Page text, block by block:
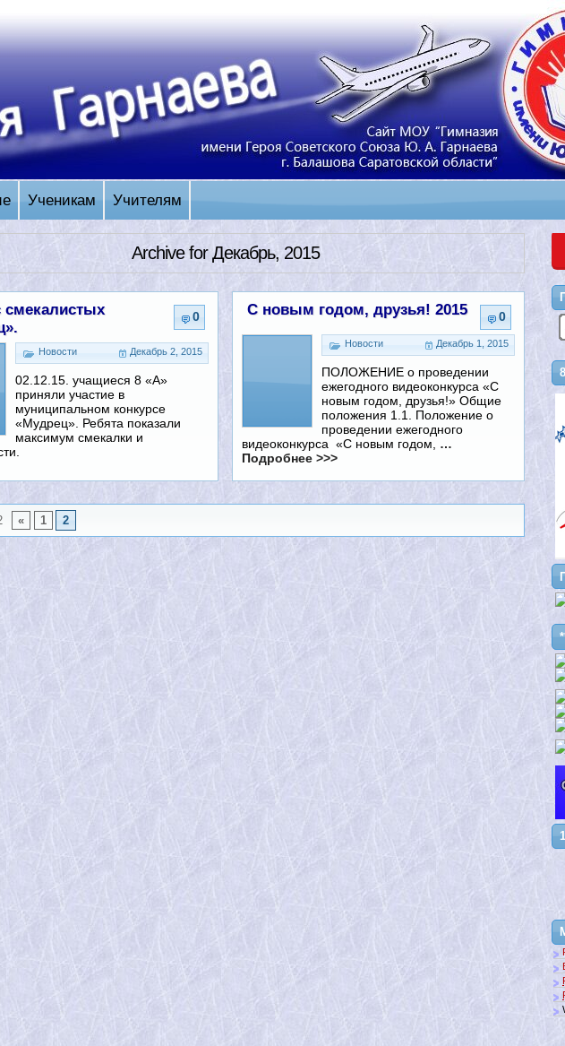
Ученикам Учителям
Archive for Декабрь, 2015
0
смекалистых
Декабрь 2, 2015
Новости
02.12.15. учащиеся 8 «А»
приняли участие в
муниципальном конкурсе
«Мудрец». Ребята показали
максимум смекалки и
0
С новым годом, друзья! 2015
Декабрь 1, 2015
Новости
ПОЛОЖЕНИЕ о проведении
ежегодного видеоконкурса «С
новым годом, друзья!» Общие
положения 1.1. Положение о
проведении ежегодного
видеоконкурса «С новым годом, …
Подробнее >>>
« 1 2